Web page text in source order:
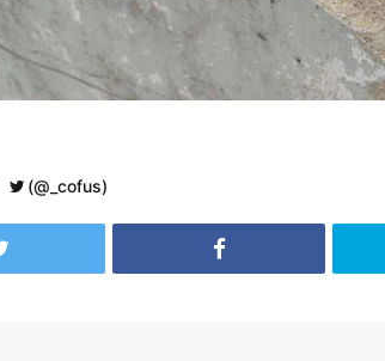
(@_cofus)